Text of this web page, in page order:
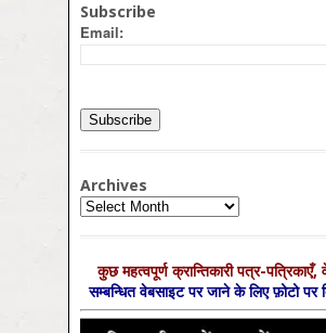
Subscribe
Email:
Archives
Archives
कुछ महत्‍वपूर्ण क्रान्तिकारी पत्र-पत्रिकाएँ,
सम्‍बन्धित वेबसाइट पर जाने के लिए फ़ोटो